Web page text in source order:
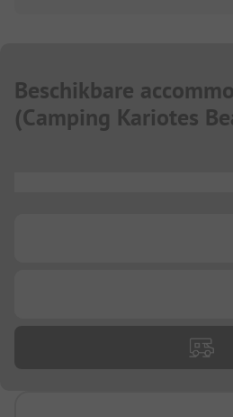
Beschikbare
(Camping Kariotes